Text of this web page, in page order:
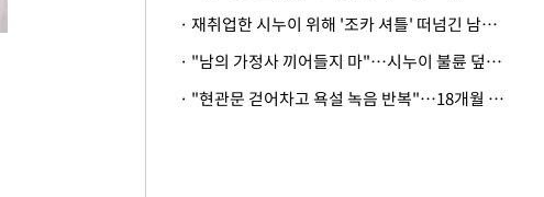
· 재취업한 시누이 위해 '조카 셔틀' 떠넘긴 남편…아내 "난 못한다"
· "남의 가정사 끼어들지 마"…시누이 불륜 덮으려는 남편에 억울한 아내
· "현관문 걷어차고 욕설 녹음 반복"…18개월 아기 키우는 집 뒤흔든 '앞집의 비극'